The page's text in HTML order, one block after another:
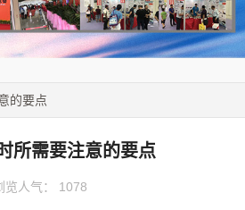
的要点
所需要注意的要点
览人气： 1078